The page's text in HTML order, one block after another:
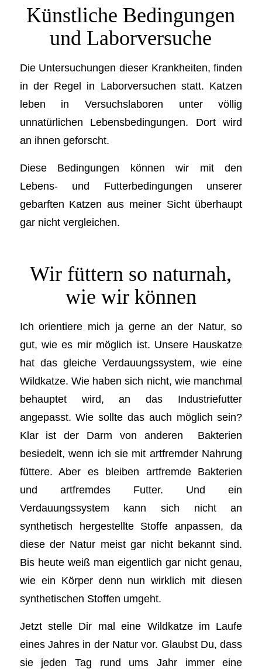
Künstliche Bedingungen
und Laborversuche
Die Untersuchungen dieser Krankheiten, finden
in der Regel in Laborversuchen statt. Katzen
leben in Versuchslaboren unter völlig
unnatürlichen Lebensbedingungen. Dort wird
an ihnen geforscht.
Diese Bedingungen können wir mit den
Lebens- und Futterbedingungen unserer
gebarften Katzen aus meiner Sicht überhaupt
gar nicht vergleichen.
Wir füttern so naturnah,
wie wir können
Ich orientiere mich ja gerne an der Natur, so
gut, wie es mir möglich ist. Unsere Hauskatze
hat das gleiche Verdauungssystem, wie eine
Wildkatze. Wie haben sich nicht, wie manchmal
behauptet wird, an das Industriefutter
angepasst. Wie sollte das auch möglich sein?
Klar ist der Darm von anderen Bakterien
besiedelt, wenn ich sie mit artfremder Nahrung
füttere. Aber es bleiben artfremde Bakterien
und artfremdes Futter. Und ein
Verdauungssystem kann sich nicht an
synthetisch hergestellte Stoffe anpassen, da
diese der Natur meist gar nicht bekannt sind.
Bis heute weiß man eigentlich gar nicht genau,
wie ein Körper denn nun wirklich mit diesen
synthetischen Stoffen umgeht.
Jetzt stelle Dir mal eine Wildkatze im Laufe
eines Jahres in der Natur vor. Glaubst Du, dass
sie jeden Tag rund ums Jahr immer eine